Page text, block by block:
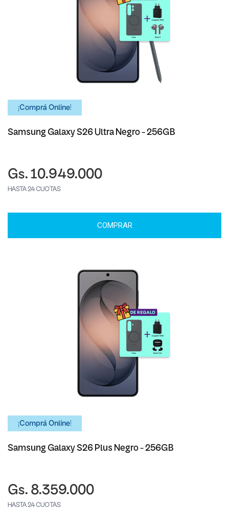
¡Comprá Online!
Samsung Galaxy S26 Ultra Negro - 256GB
Gs. 10.949.000
HASTA 24 CUOTAS
COMPRAR
¡Comprá Online!
Samsung Galaxy S26 Plus Negro - 256GB
Gs. 8.359.000
HASTA 24 CUOTAS